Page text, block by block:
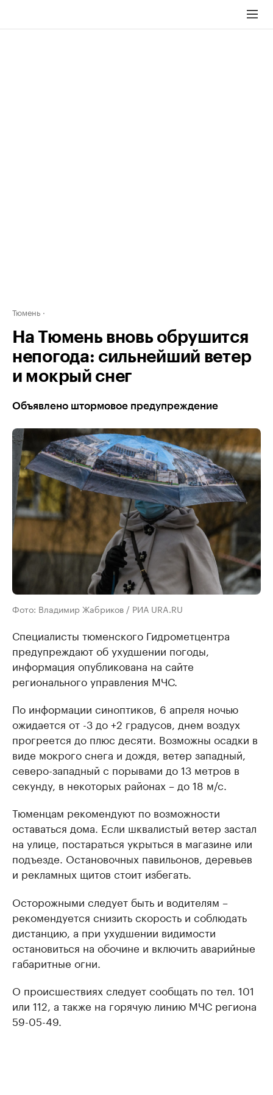
Тюмень
На Тюмень вновь обрушится
непогода: сильнейший ветер
и мокрый снег
Объявлено штормовое предупреждение
Фото: Владимир Жабриков / РИА URA.RU
Специалисты тюменского Гидрометцентра
предупреждают об ухудшении погоды,
информация опубликована на сайте
регионального управления МЧС.
По информации синоптиков, 6 апреля ночью
ожидается от -3 до +2 градусов, днем воздух
прогреется до плюс десяти. Возможны осадки в
виде мокрого снега и дождя, ветер западный,
северо-западный с порывами до 13 метров в
секунду, в некоторых районах – до 18 м/с.
Тюменцам рекомендуют по возможности
оставаться дома. Если шквалистый ветер застал
на улице, постараться укрыться в магазине или
подъезде. Остановочных павильонов, деревьев
и рекламных щитов стоит избегать.
Осторожными следует быть и водителям –
рекомендуется снизить скорость и соблюдать
дистанцию, а при ухудшении видимости
остановиться на обочине и включить аварийные
габаритные огни.
О происшествиях следует сообщать по тел. 101
или 112, а также на горячую линию МЧС региона
59-05-49.